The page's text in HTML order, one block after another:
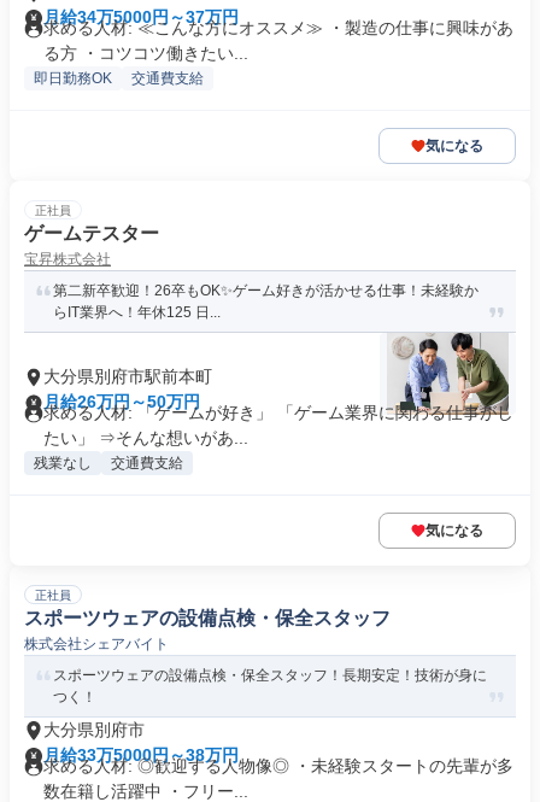
月給34万5000円～37万円
求める人材: ≪こんな方にオススメ≫ ・製造の仕事に興味があ
る方 ・コツコツ働きたい...
即日勤務OK 交通費支給
気になる
正社員
ゲームテスター
宝昇株式会社
第二新卒歓迎！26卒もOK✨ゲーム好きが活かせる仕事！未経験か
らIT業界へ！年休125 日...
大分県別府市駅前本町
月給26万円～50万円
求める人材: 「ゲームが好き」 「ゲーム業界に関わる仕事がし
たい」 ⇒そんな想いがあ...
残業なし 交通費支給
気になる
正社員
スポーツウェアの設備点検・保全スタッフ
株式会社シェアバイト
スポーツウェアの設備点検・保全スタッフ！長期安定！技術が身に
つく！
大分県別府市
月給33万5000円～38万円
求める人材: ◎歓迎する人物像◎ ・未経験スタートの先輩が多
数在籍し活躍中 ・フリー...